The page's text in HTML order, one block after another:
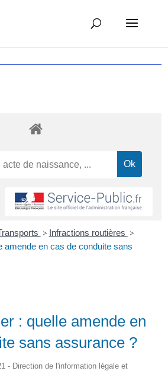
> Infractions routières >
amende en cas de conduite sans
: quelle amende en
sans assurance ?
- Direction de l'information légale et